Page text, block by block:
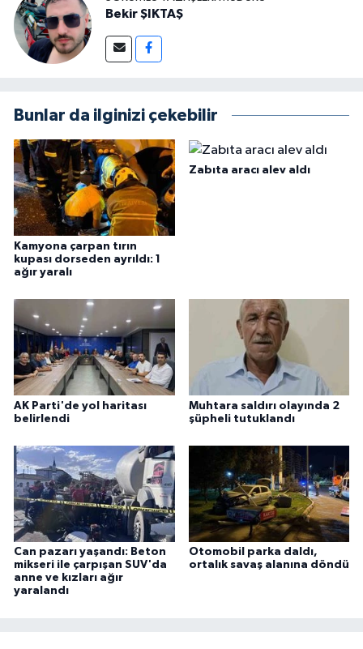
Bekir ŞIKTAŞ
Bunlar da ilginizi çekebilir
Kamyona çarpan tırın
kupası dorseden ayrıldı: 1
ağır yaralı
Zabıta aracı alev aldı
AK Parti'de yol haritası
belirlendi
Muhtara saldırı olayında 2
şüpheli tutuklandı
Can pazarı yaşandı: Beton
mikseri ile çarpışan SUV'da
anne ve kızları ağır
yaralandı
Otomobil parka daldı,
ortalık savaş alanına döndü